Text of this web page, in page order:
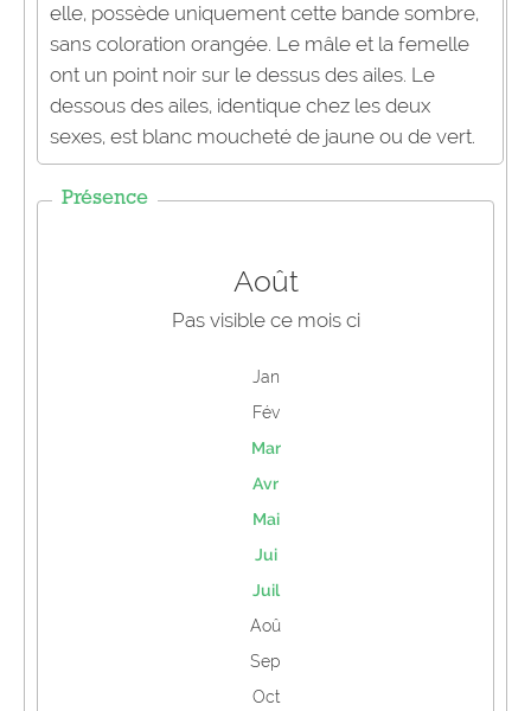
elle, possède uniquement cette bande sombre,
sans coloration orangée. Le mâle et la femelle
ont un point noir sur le dessus des ailes. Le
dessous des ailes, identique chez les deux
sexes, est blanc moucheté de jaune ou de vert.
Présence
Août
Pas visible ce mois ci
Jan
Fév
Mar
Avr
Mai
Jui
Juil
Aoû
Sep
Oct